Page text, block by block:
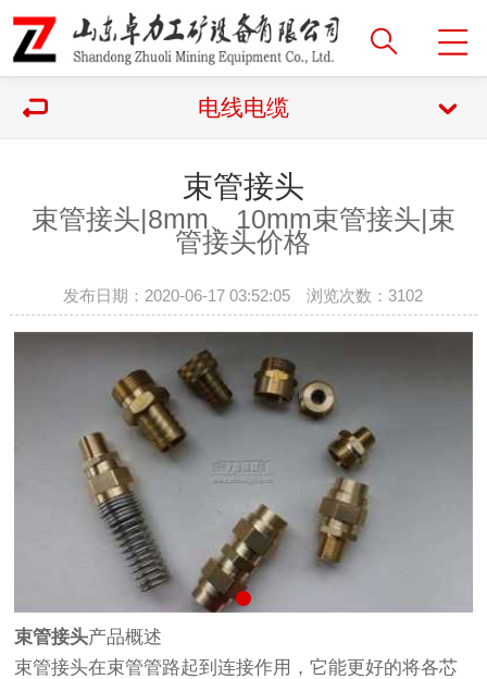
电线电缆
束管接头
束管接头|8mm、10mm束管接头|束
管接头价格
发布日期：2020-06-17 03:52:05 浏览次数：3102
束管接头产品概述
束管接头在束管管路起到连接作用，它能更好的将各芯